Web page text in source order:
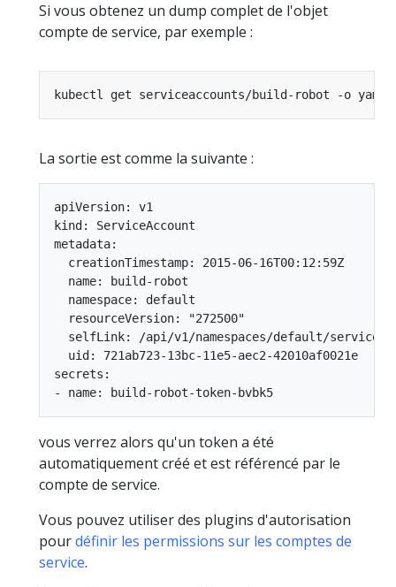
Si vous obtenez un dump complet de l'objet
compte de service, par exemple :
La sortie est comme la suivante :
apiVersion: v1
kind: ServiceAccount
metadata:
  creationTimestamp: 2015-06-16T00:12:59Z
  name: build-robot
  namespace: default
  resourceVersion: "272500"
selfLink: /api/v1/namespaces/default/
  uid: 721ab723-13bc-11e5-aec2-42010af0021e
secrets:
vous verrez alors qu'un token a été
automatiquement créé et est référencé par le
compte de service.
Vous pouvez utiliser des plugins d'autorisation
pourdéfinir les permissions sur les comptes de
service.